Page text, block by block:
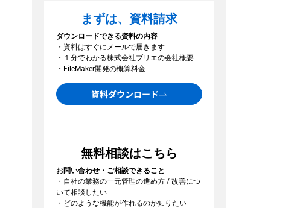
まずは、資料請求
ダウンロードできる資料の内容
・資料はすぐにメールで届きます
・１分でわかる株式会社ブリエの会社概要
・FileMaker開発の概算料金
資料ダウンロード
無料相談はこちら
お問い合わせ・ご相談できること
・自社の業務の一元管理の進め方 / 改善につ
いて相談したい
・どのような機能が作れるのか知りたい